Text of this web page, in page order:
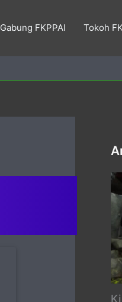
Gabung FKPPAI Tokoh